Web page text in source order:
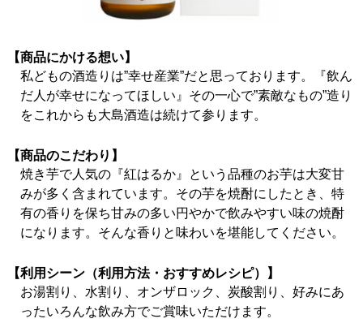
【商品にかける想い】
私どもの酒造りは”幸せ産業”だと思っております。『飲ん
だ人が幸せになってほしい』その一心で”素敵なもの”造り
をこれからも大島酒造は続けて参ります。
【商品のこだわり】
焼き芋で人気の『紅はるか』という品種のお芋は大変甘
みが多く含まれています。その芋を焼酎にしたとき、特
有の香りを保ち甘みの多い円やかで飲みやすい味の焼酎
になります。そんな香りと味わいを堪能してください。
【利用シーン（利用方法・おすすめレシピ）】
お湯割り、水割り、オンザロック、炭酸割り、好みにあ
ったいろんな飲み方でご賞味いただけます。